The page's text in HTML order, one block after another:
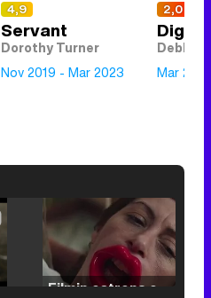
4,9
Servant
Dorothy Turner
Nov 2019 - Mar 2023
2,0
Dig
Debbie
Mar
/